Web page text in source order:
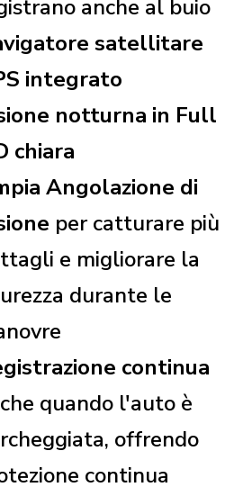
anche al buio
satellitare
integrato
notturna in Full
chiara
Angolazione di
per catturare più
e migliorare la
durante le
continua
quando l'auto è
offrendo
continua